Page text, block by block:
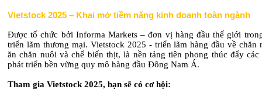
Vietstock 2025 – Khai mở tiềm năng kinh doanh toàn ngành
Được tổ chức bởi Informa Markets – đơn vị hàng đầu thế giới
triển lãm thương mại. Vietstock 2025 - triển lãm hàng đầu về chăn
ăn chăn nuôi và chế biến thịt, là nền tảng tiên phong thúc đẩy các
phát triển bền vững quy mô hàng đầu Đông Nam Á.
Tham gia Vietstock 2025, bạn sẽ có cơ hội: